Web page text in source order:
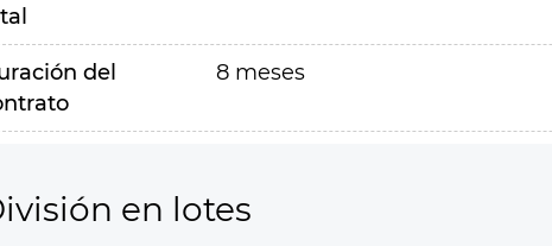
del
8 meses
en lotes